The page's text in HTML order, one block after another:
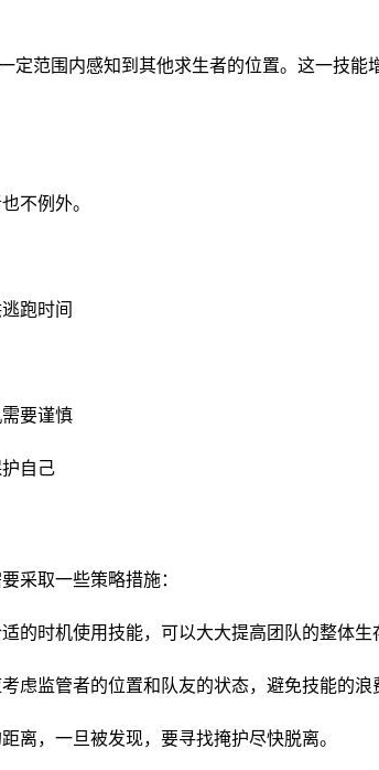
定范围内感知到其他求生者的位置。这一技能
不例外。
跑时间
要谨慎
自己
采取一些策略措施：
的时机使用技能，可以大大提高团队的整体生
虑监管者的位置和队友的状态，避免技能的浪
离，一旦被发现，要寻找掩护尽快脱离。